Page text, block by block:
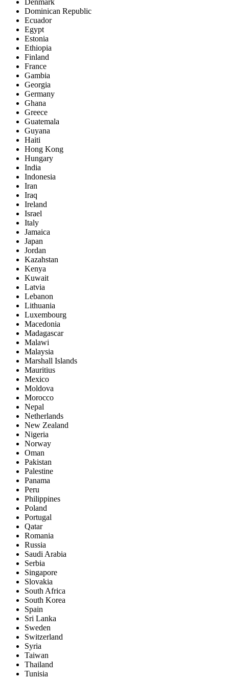
Denmark
Dominican Republic
Ecuador
Egypt
Estonia
Ethiopia
Finland
France
Gambia
Georgia
Germany
Ghana
Greece
Guatemala
Guyana
Haiti
Hong Kong
Hungary
India
Indonesia
Iran
Iraq
Ireland
Israel
Italy
Jamaica
Japan
Jordan
Kazahstan
Kenya
Kuwait
Latvia
Lebanon
Lithuania
Luxembourg
Macedonia
Madagascar
Malawi
Malaysia
Marshall Islands
Mauritius
Mexico
Moldova
Morocco
Nepal
Netherlands
New Zealand
Nigeria
Norway
Oman
Pakistan
Palestine
Panama
Peru
Philippines
Poland
Portugal
Qatar
Romania
Russia
Saudi Arabia
Serbia
Singapore
Slovakia
South Africa
South Korea
Spain
Sri Lanka
Sweden
Switzerland
Syria
Taiwan
Thailand
Tunisia